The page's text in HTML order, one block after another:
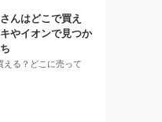
んはどこで買え
やイオンで見つか
える？どこに売って